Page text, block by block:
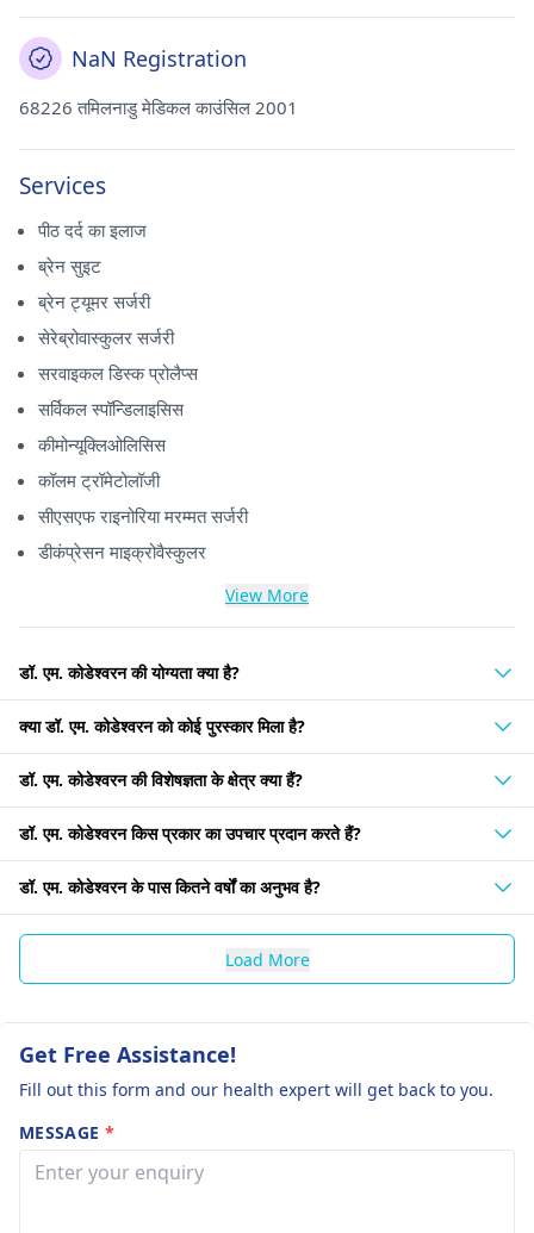
NaN Registration
68226 तमिलनाडु मेडिकल काउंसिल 2001
Services
पीठ दर्द का इलाज
ब्रेन सुइट
ब्रेन ट्यूमर सर्जरी
सेरेब्रोवास्कुलर सर्जरी
सरवाइकल डिस्क प्रोलैप्स
सर्विकल स्पॉन्डिलाइसिस
कीमोन्यूक्लिओलिसिस
कॉलम ट्रॉमेटोलॉजी
सीएसएफ राइनोरिया मरम्मत सर्जरी
डीकंप्रेसन माइक्रोवैस्कुलर
View More
डॉ. एम. कोडेश्वरन की योग्यता क्या है?
क्या डॉ. एम. कोडेश्वरन को कोई पुरस्कार मिला है?
डॉ. एम. कोडेश्वरन की विशेषज्ञता के क्षेत्र क्या हैं?
डॉ. एम. कोडेश्वरन किस प्रकार का उपचार प्रदान करते हैं?
डॉ. एम. कोडेश्वरन के पास कितने वर्षों का अनुभव है?
Load More
Get Free Assistance!
Fill out this form and our health expert will get back to you.
MESSAGE *